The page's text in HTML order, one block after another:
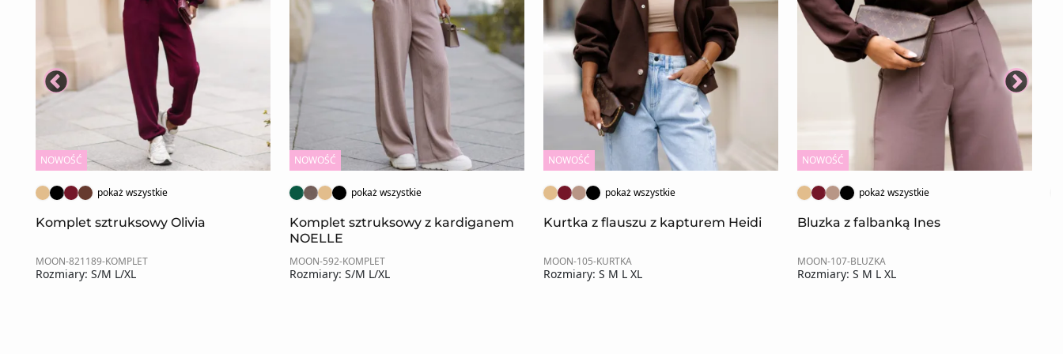
NOWOŚĆ
pokaż wszystkie
Komplet sztruksowy Olivia
MOON-821189-KOMPLET
Rozmiary: S/M L/XL
NOWOŚĆ
pokaż wszystkie
Komplet sztruksowy z kardiganem
NOELLE
MOON-592-KOMPLET
Rozmiary: S/M L/XL
NOWOŚĆ
pokaż wszystkie
Kurtka z flauszu z kapturem Heidi
MOON-105-KURTKA
Rozmiary: S M L XL
NOWOŚĆ
pokaż wszystkie
Bluzka z falbanką Ines
MOON-107-BLUZKA
Rozmiary: S M L XL